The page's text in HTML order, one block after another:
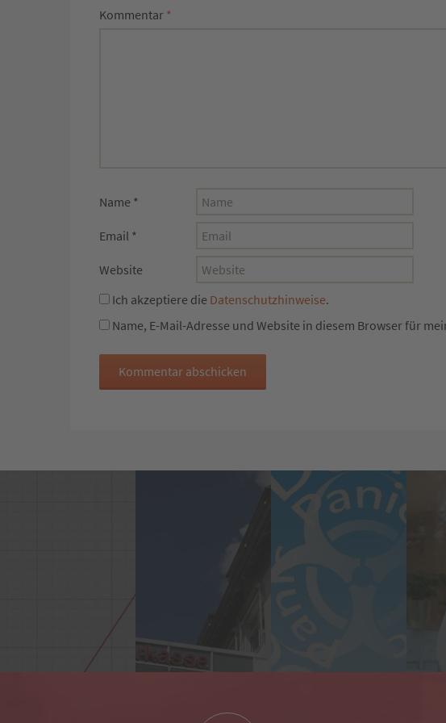
Kommentar *
Name *
Email *
Website
Ich akzeptiere die Datenschutzhinweise.
Name, E-Mail-Adresse und Website in diesem Browser für